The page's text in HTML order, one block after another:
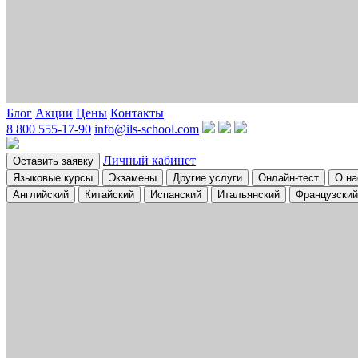
Блог Акции Цены Контакты
8 800 555-17-90 info@ils-school.com
Оставить заявку Личный кабинет
Языковые курсы Экзамены Другие услуги Онлайн-тест
О
Английский
Китайский Испанский Итальянский Французский